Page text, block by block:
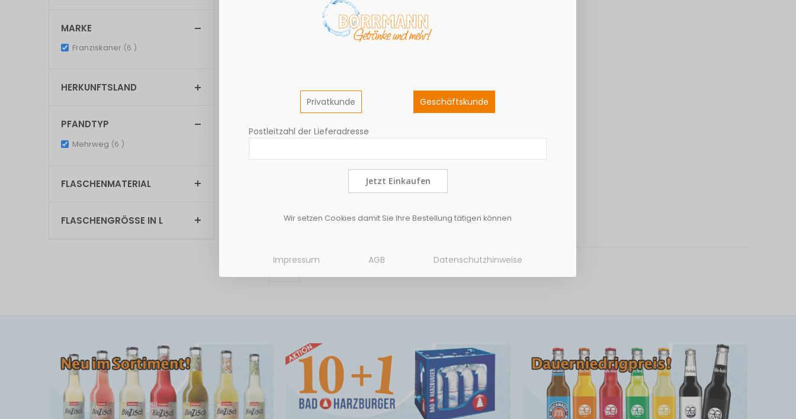
Franziskaner HWZ Zitrone
17,56 €
Franziskaner
19,24 €
Grundpreis: 1,92€ / Liter, Mehrweg
3,10 €
MARKE
Franziskaner 6 items
HERKUNFTSLAND
PFANDTYP
Mehrweg 6 items
FLASCHENMATERIAL
FLASCHENGRÖSSE IN L
Privatkunde Geschäftskunde
Postleitzahl der Lieferadresse
Jetzt Einkaufen
Wir setzen Cookies damit Sie Ihre Bestellung tätigen können
Impressum AGB Datenschutzhinweise